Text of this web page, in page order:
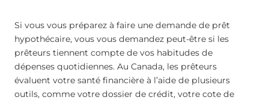
Si vous vous préparez à faire une demande de prêt
hypothécaire, vous vous demandez peut-être si les
prêteurs tiennent compte de vos habitudes de
dépenses quotidiennes. Au Canada, les prêteurs
évaluent votre santé financière à l’aide de plusieurs
outils, comme votre dossier de crédit, votre cote de